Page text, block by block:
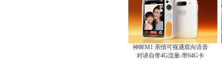
神眸M1 亲情可视通双向语音
对讲自带4G流量-带64G卡